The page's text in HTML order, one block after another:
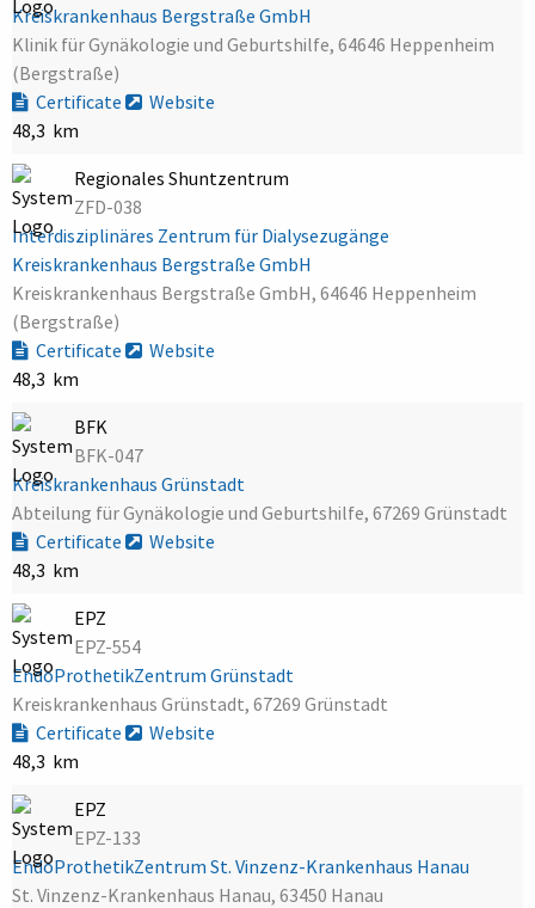
Kreiskrankenhaus Bergstraße GmbH
Klinik für Gynäkologie und Geburtshilfe, 64646 Heppenheim
(Bergstraße)
Certificate
Website
48,3 km
Regionales Shuntzentrum
ZFD-038
Interdisziplinäres Zentrum für Dialysezugänge
Kreiskrankenhaus Bergstraße GmbH
Kreiskrankenhaus Bergstraße GmbH, 64646 Heppenheim
(Bergstraße)
Certificate
Website
48,3 km
BFK
BFK-047
Kreiskrankenhaus Grünstadt
Abteilung für Gynäkologie und Geburtshilfe, 67269 Grünstadt
Certificate
Website
48,3 km
EPZ
EPZ-554
EndoProthetikZentrum Grünstadt
Kreiskrankenhaus Grünstadt, 67269 Grünstadt
Certificate
Website
48,3 km
EPZ
EPZ-133
EndoProthetikZentrum St. Vinzenz-Krankenhaus Hanau
St. Vinzenz-Krankenhaus Hanau, 63450 Hanau